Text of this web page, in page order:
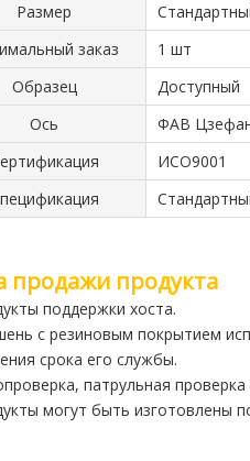
Размер
заказ
1 шт
Образец
Доступный
Ось
ФАВ
ИСО9001
продажи продукта
поддержки хоста.
с резиновым покрытием
срока его службы.
патрульная
могут быть изготовлены